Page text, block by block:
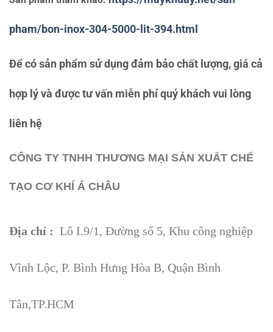
pham/bon-inox-304-5000-lit-394.html
Để có sản phẩm sử dụng đảm bảo chất lượng, giá cả
hợp lý và được tư vấn miễn phí quý khách vui lòng
liên hệ
CÔNG TY TNHH THƯƠNG MẠI SẢN XUẤT CHẾ
TẠO CƠ KHÍ Á CHÂU
Địa chỉ : Lô I.9/1, Đường số 5, Khu công nghiệp
Vĩnh Lộc, P. Bình Hưng Hòa B, Quận Bình
Tân,TP.HCM